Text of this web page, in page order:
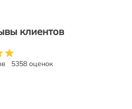
клиентов
5358 оценок